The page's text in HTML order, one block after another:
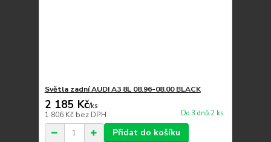
Světla zadní AUDI A3 8L 08.96-08.00 BLACK
2 185 Kč/ks
1 806 Kč bez DPH Do 3 dnů 2 ks
Přidat do košíku